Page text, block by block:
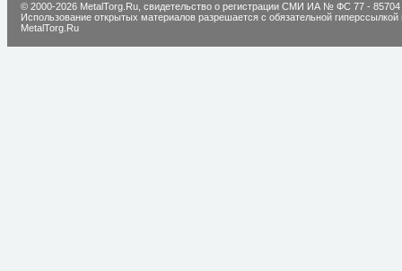
© 2000-2026 MetalTorg.Ru, cвидетельство о регистрации СМИ ИА № ФС 77 - 85704
Использование открытых материалов разрешается с обязательной гиперссылкой
MetalTorg.Ru